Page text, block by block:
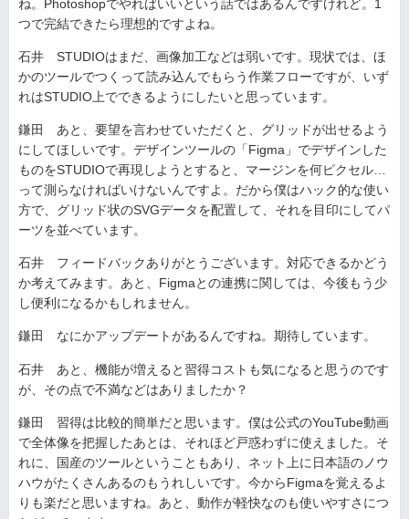
ね。Photoshopでやればいいという話ではあるんですけれど。1
つで完結できたら理想的ですよね。
石井 STUDIOはまだ、画像加工などは弱いです。現状では、ほ
かのツールでつくって読み込んでもらう作業フローですが、いず
れはSTUDIO上でできるようにしたいと思っています。
鎌田 あと、要望を言わせていただくと、グリッドが出せるよう
にしてほしいです。デザインツールの「Figma」でデザインした
ものをSTUDIOで再現しようとすると、マージンを何ピクセル…
って測らなければいけないんですよ。だから僕はハック的な使い
方で、グリッド状のSVGデータを配置して、それを目印にしてパ
ーツを並べています。
石井 フィードバックありがとうございます。対応できるかどう
か考えてみます。あと、Figmaとの連携に関しては、今後もう少
し便利になるかもしれません。
鎌田 なにかアップデートがあるんですね。期待しています。
石井 あと、機能が増えると習得コストも気になると思うのです
が、その点で不満などはありましたか？
鎌田 習得は比較的簡単だと思います。僕は公式のYouTube動画
で全体像を把握したあとは、それほど戸惑わずに使えました。そ
れに、国産のツールということもあり、ネット上に日本語のノウ
ハウがたくさんあるのもうれしいです。今からFigmaを覚えるよ
りも楽だと思いますね。あと、動作が軽快なのも使いやすさにつ